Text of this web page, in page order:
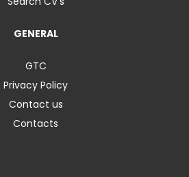
GENERAL
GTC
Privacy Policy
Contact us
Contacts